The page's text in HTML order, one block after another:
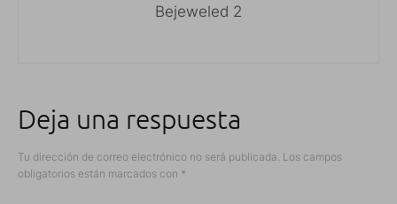
Bejeweled 2
Deja una respuesta
Tu dirección de correo electrónico no será publicada. Los campos
obligatorios están marcados con *